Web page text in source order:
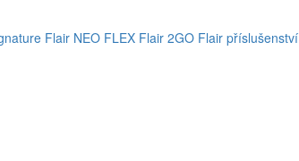
Flair NEO FLEX Flair 2GO Flair příslušenství